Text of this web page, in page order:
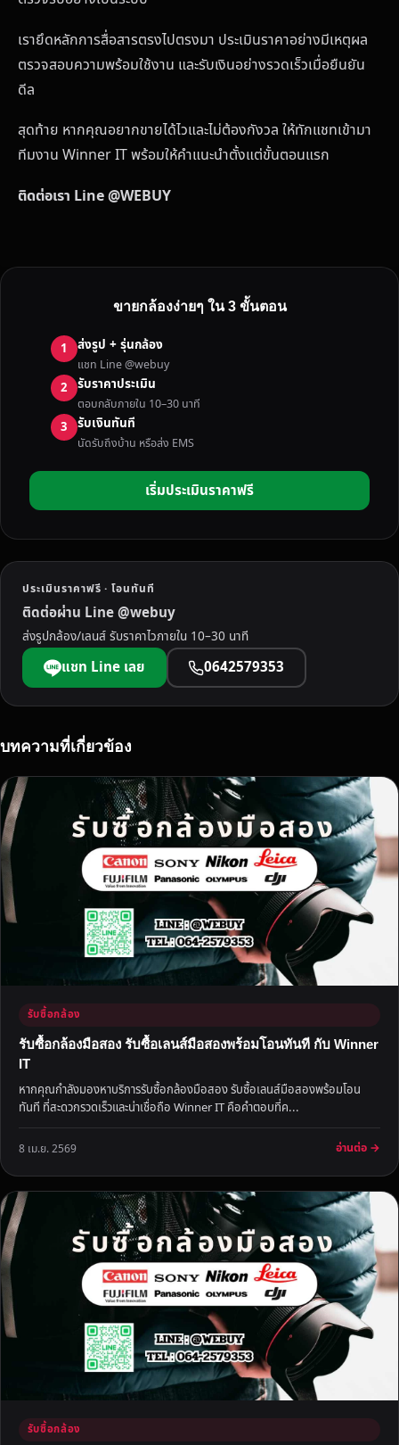
เรายึดหลักการสื่อสารตรงไปตรงมา ประเมินราคาอย่างมีเหตุผล
ตรวจสอบความพร้อมใช้งาน และรับเงินอย่างรวดเร็วเมื่อยืนยัน
ดีล
สุดท้าย หากคุณอยากขายได้ไวและไม่ต้องกังวล ให้ทักแชทเข้ามา
ทีมงาน Winner IT พร้อมให้คำแนะนำตั้งแต่ขั้นตอนแรก
ติดต่อเรา Line @WEBUY
ขายกล้องง่ายๆ ใน 3 ขั้นตอน
1 ส่งรูป + รุ่นกล้อง
แชท Line @webuy
2 รับราคาประเมิน
ตอบกลับภายใน 10–30 นาที
3 รับเงินทันที
นัดรับถึงบ้าน หรือส่ง EMS
เริ่มประเมินราคาฟรี
ประเมินราคาฟรี · โอนทันที
ติดต่อผ่าน Line @webuy
ส่งรูปกล้อง/เลนส์ รับราคาไวภายใน 10–30 นาที
แชท Line เลย 0642579353
บทความที่เกี่ยวข้อง
รับซื้อกล้อง
รับซื้อกล้องมือสอง รับซื้อเลนส์มือสองพร้อมโอนทันที กับ Winner
IT
หากคุณกำลังมองหาบริการรับซื้อกล้องมือสอง รับซื้อเลนส์มือสองพร้อมโอน
ทันที ที่สะดวกรวดเร็วและน่าเชื่อถือ Winner IT คือคำตอบที่ค...
8 เม.ย. 2569 อ่านต่อ →
รับซื้อกล้อง